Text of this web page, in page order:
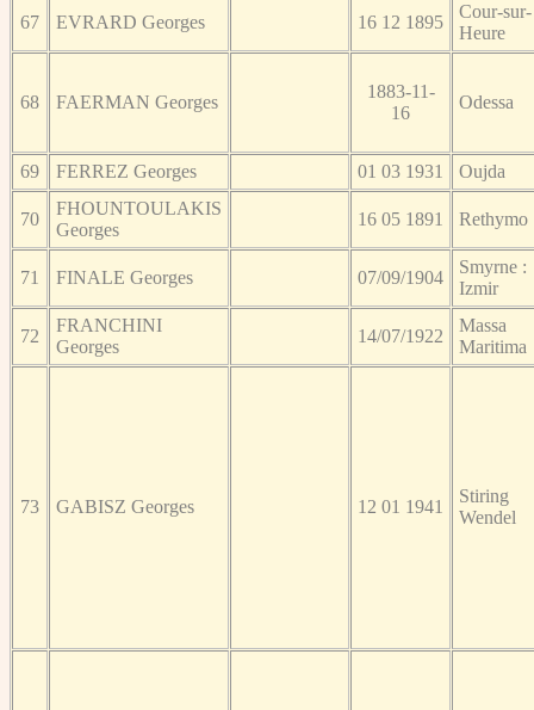
67 EVRARD Georges 16 12 1895
Cour-sur-
Heure
68 FAERMAN Georges
1883-11-
16
Odessa
69 FERREZ Georges 01 03 1931 Oujda
70
FHOUNTOULAKIS
Georges
16 05 1891 Rethymo
71 FINALE Georges 07/09/1904
Smyrne :
Izmir
72
FRANCHINI
Georges
14/07/1922
Massa
Maritima
73 GABISZ Georges 12 01 1941
Stiring
Wendel